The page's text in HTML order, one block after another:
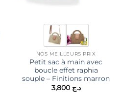
NOS MEILLEURS PRIX
Petit sac à main avec
boucle effet raphia
souple – Finitions marron
د.ج 3,800